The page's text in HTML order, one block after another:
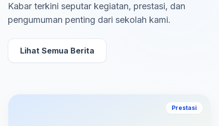
Kabar terkini seputar kegiatan, prestasi, dan
pengumuman penting dari sekolah kami.
Lihat Semua Berita
Prestasi